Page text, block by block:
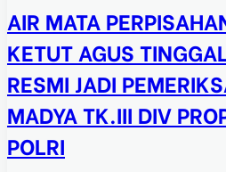
AIR MATA
KETUT AGUS
RESMI JADI
MADYA TK.III DIV
POLRI